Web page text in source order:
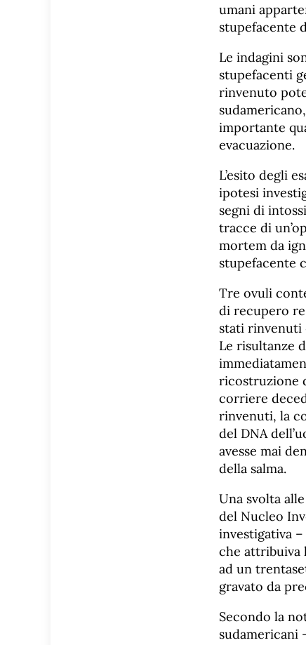
umani
stupefacente
Le indagini
stupefacenti
rinvenuto
importante
evacuazione.
L’esito degli
ipotesi
segni di
tracce di
mortem da
stupefacente
Tre ovuli
di recupero
stati rinvenuti
Le risultanze
ricostruzione
corriere
rinvenuti, la
del DNA
avesse mai
della salma.
Una svolta
del Nucleo
investigativa
che attribuiva
ad un
gravato da
Secondo la
sudamericani